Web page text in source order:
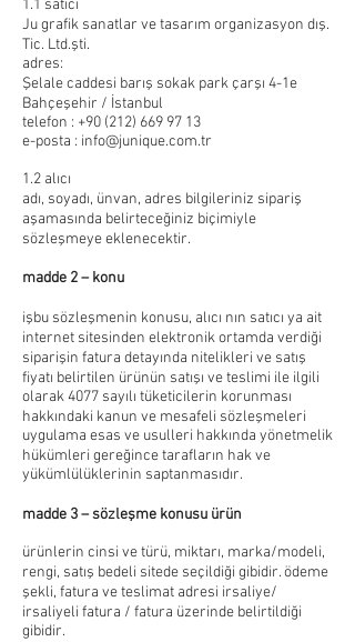
1.1 satıcı
Ju grafik sanatlar ve tasarım organizasyon dış.
Tic. Ltd.şti.
adres:
Şelale caddesi barış sokak park çarşı 4-1e
Bahçeşehir / İstanbul
telefon : +90 (212) 669 97 13
e-posta : info@junique.com.tr
1.2 alıcı
adı, soyadı, ünvan, adres bilgileriniz sipariş
aşamasında belirteceğiniz biçimiyle
sözleşmeye eklenecektir.
madde 2 – konu
işbu sözleşmenin konusu, alıcı nın satıcı ya ait
internet sitesinden elektronik ortamda verdiği
siparişin fatura detayında nitelikleri ve satış
fiyatı belirtilen ürünün satışı ve teslimi ile ilgili
olarak 4077 sayılı tüketicilerin korunması
hakkındaki kanun ve mesafeli sözleşmeleri
uygulama esas ve usulleri hakkında yönetmelik
hükümleri gereğince tarafların hak ve
yükümlülüklerinin saptanmasıdır.
madde 3 – sözleşme konusu ürün
ürünlerin cinsi ve türü, miktarı, marka/modeli,
rengi, satış bedeli sitede seçildiği gibidir. ödeme
şekli, fatura ve teslimat adresi irsaliye/
irsaliyeli fatura / fatura üzerinde belirtildiği
gibidir.